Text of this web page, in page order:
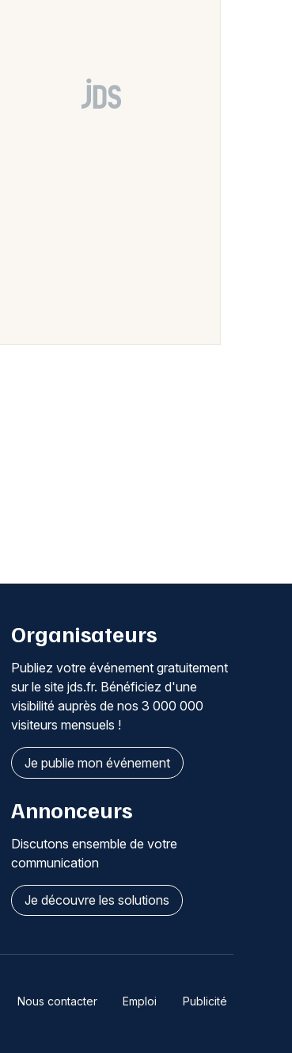
Organisateurs
Publiez votre événement gratuitement
sur le site jds.fr. Bénéficiez d'une
visibilité auprès de nos 3 000 000
visiteurs mensuels !
Je publie mon événement
Annonceurs
Discutons ensemble de votre
communication
Je découvre les solutions
Nous contacter Emploi Publicité